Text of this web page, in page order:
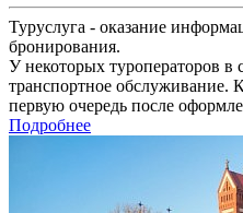
Туруслуга - оказание
бронирования.
У некоторых туроператоров в
транспортное обслуживание.
первую очередь после
Подробнее